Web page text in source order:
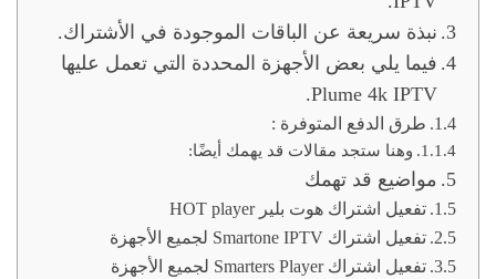
نبذة سريعة عن الباقات الموجودة في الأشتراك.
فيما يلي بعض الأجهزة المحددة التي تعمل عليها
Plume 4k IPTV.
طرق الدفع المتوفرة :
وهنا ستجد مقالات قد يهمك أيضًا:
مواضيع قد تهمك
تفعيل اشتراك هوت بلير HOT player
تفعيل اشتراك Smartone IPTV لجميع الأجهزة
تفعيل اشتراك Smarters Player لجميع الأجهزة